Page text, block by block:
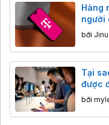
Hàng
người
bởi Jinu
Tại
được
bởi